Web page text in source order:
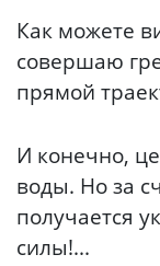
Как можете
совершаю
прямой
И конечно,
воды. Но за
получается
силы!...